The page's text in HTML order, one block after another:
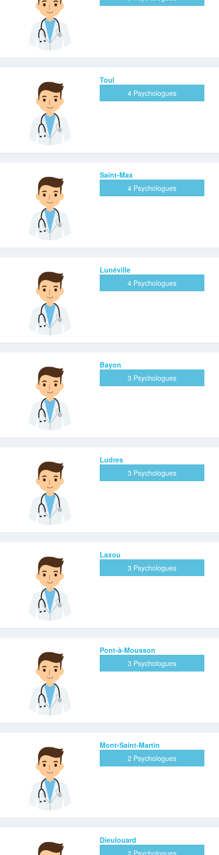
Toul
4 Psychologues
Saint-Max
4 Psychologues
Lunéville
4 Psychologues
Bayon
3 Psychologues
Ludres
3 Psychologues
Laxou
3 Psychologues
Pont-à-Mousson
3 Psychologues
Mont-Saint-Martin
2 Psychologues
Dieulouard
2 Psychologues